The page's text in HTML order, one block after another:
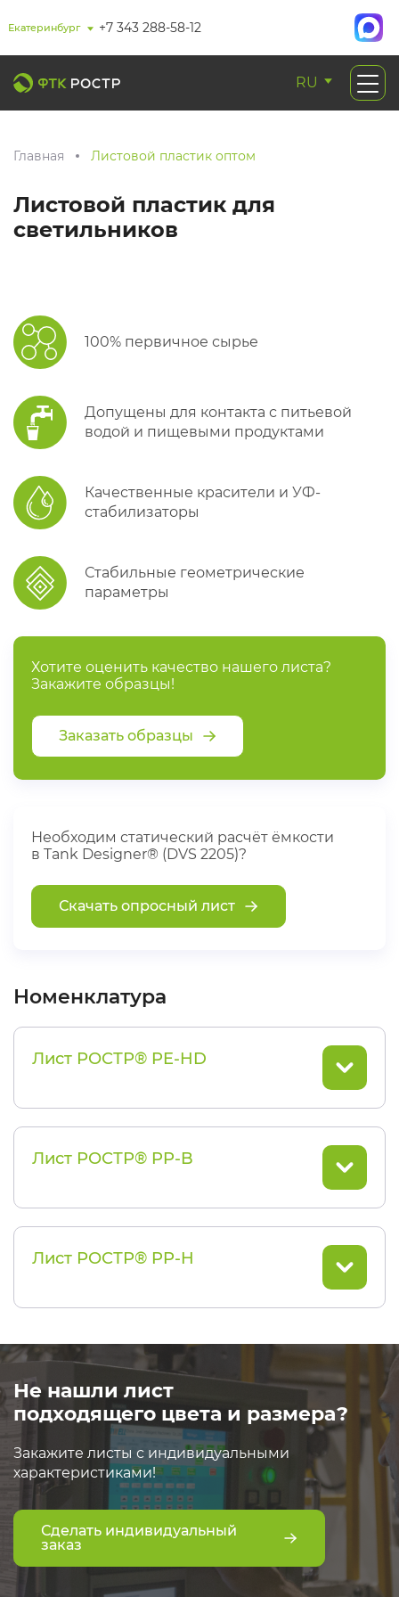
Екатеринбург +7 343 288-58-12
RU
Главная Листовой пластик оптом
Листовой пластик для
светильников
100% первичное сырье
Допущены для контакта с питьевой
водой и пищевыми продуктами
Качественные красители и УФ-
стабилизаторы
Стабильные геометрические
параметры
Хотите оценить качество нашего листа?
Закажите образцы!
Заказать образцы
Необходим статический расчёт ёмкости
в Tank Designer® (DVS 2205)?
Скачать опросный лист
Номенклатура
Лист РОСТР® PE-HD
Лист РОСТР® PP-B
Лист РОСТР® PP-H
Не нашли лист
подходящего цвета и размера?
Закажите листы с индивидуальными
характеристиками!
Сделать индивидуальный
заказ